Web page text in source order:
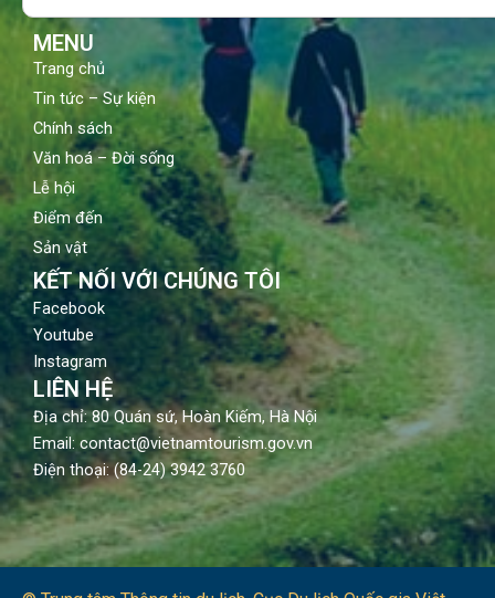
MENU
Trang chủ
Tin tức – Sự kiện
Chính sách
Văn hoá – Đời sống
Lễ hội
Điểm đến
Sản vật
KẾT NỐI VỚI CHÚNG TÔI
Facebook
Youtube
Instagram
LIÊN HỆ
Địa chỉ: 80 Quán sứ, Hoàn Kiếm, Hà Nội
Email: contact@vietnamtourism.gov.vn
Điện thoại: (84-24) 3942 3760